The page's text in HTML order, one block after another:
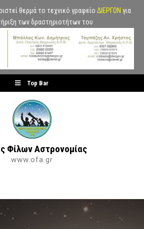
θερμά το τεχνικό γραφείο ΔΙΕΡΓΟΝ για
των δραστηριοτήτων του
Top Bar
Φίλων Αστρονομίας
www.ofa.gr